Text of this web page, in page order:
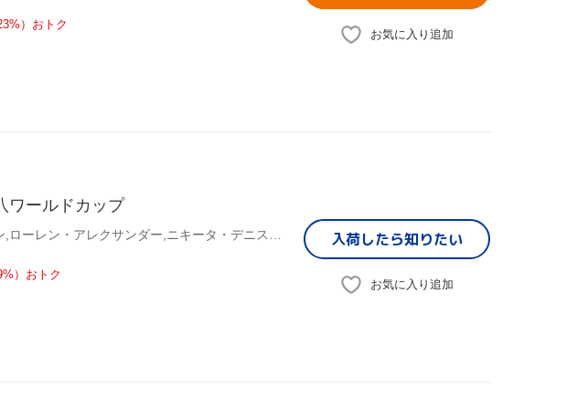
）おトク
お気に入り追加
ワールドカップ
）おトク
入荷したら知りたい
お気に入り追加